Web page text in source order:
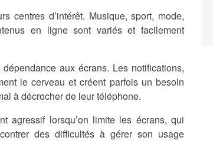
centres d’intérêt. Musique, sport, mode,
en ligne sont variés et facilement
aux écrans. Les notifications,
le cerveau et créent parfois un besoin
à décrocher de leur téléphone.
agressif lorsqu’on limite les écrans, qui
des difficultés à gérer son usage